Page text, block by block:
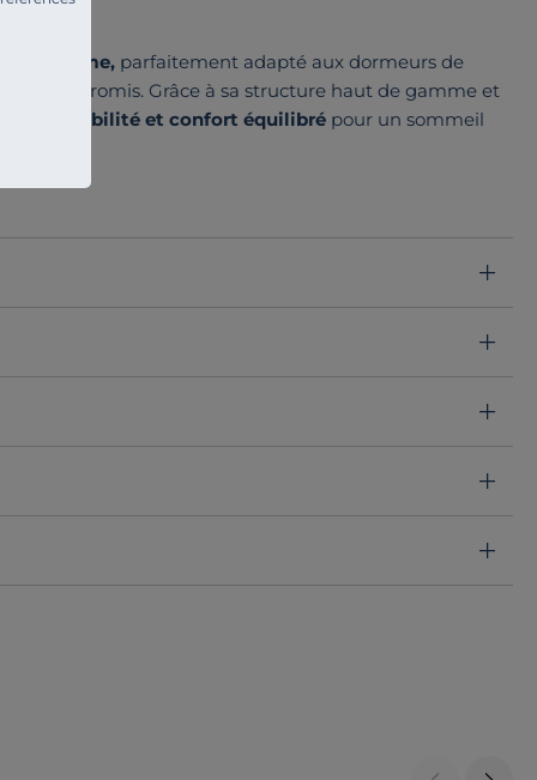
très ferme, parfaitement adapté aux dormeurs de
compromis. Grâce à sa structure haut de gamme et
durabilité et confort équilibré pour un sommeil
recyclé,
à une nappe de mousse ferme "Energic" de 4 cm, elle
la durée de vie du matelas.